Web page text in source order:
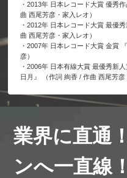
・2013年 日本レコード大賞 優秀
曲 西尾芳彦・家入レオ）
・2012年 日本レコード大賞 最優
曲 西尾芳彦・家入レオ）
・2007年 日本レコード大賞 金賞
彦）
・2006年 日本有線大賞 最優秀新
日月』 （作詞 絢香 / 作曲 西尾芳彦
業界に直通
ンへ一直線！